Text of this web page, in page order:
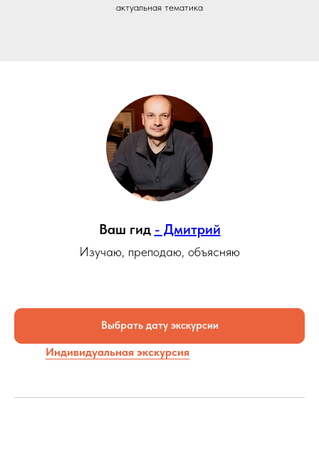
актуальная тематика
Ваш гид - Дмитрий
Изучаю, преподаю, объясняю
Выбрать дату экскурсии
Индивидуальная экскурсия